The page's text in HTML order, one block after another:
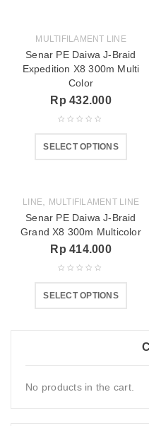
No products in the cart.
MULTIFILAMENT LINE
Senar PE Daiwa J-Braid
Expedition X8 300m Multi
Color
Rp 432.000
SELECT OPTIONS
LINE MULTIFILAMENT LINE
Senar PE Daiwa J-Braid
Grand X8 300m Multicolor
Rp 414.000
SELECT OPTIONS